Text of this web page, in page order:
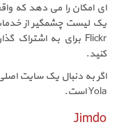
ای امکان را می دهد که
کنید.
اگر به دنبال یک سایت
Yola است.
Jimdo